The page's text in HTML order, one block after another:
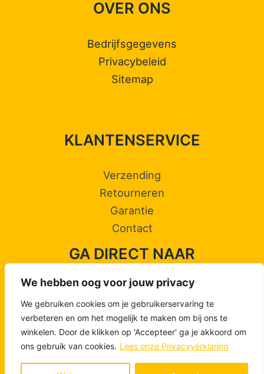
We hebben oog voor jouw privacy
We gebruiken cookies om je gebruikerservaring te
verbeteren en om het mogelijk te maken om bij ons te
winkelen. Door de klikken op 'Accepteer' ga je akkoord om
ons gebruik van cookies. Lees onze Privacyverklaring
OVER ONS
Bedrijfsgegevens
Privacybeleid
Sitemap
KLANTENSERVICE
Verzending
Retourneren
Garantie
Contact
GA DIRECT NAAR
Jacobsschelp Camino de Santiago
Copyright © 2026 Pelgrimsdingen